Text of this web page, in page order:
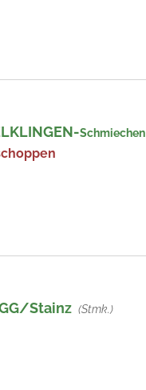
Schmiechen
Stainz (Stmk.)